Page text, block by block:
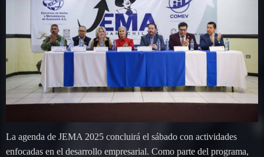
La agenda de JEMA 2025 concluirá el sábado con actividades
enfocadas en el desarrollo empresarial. Como parte del programa,